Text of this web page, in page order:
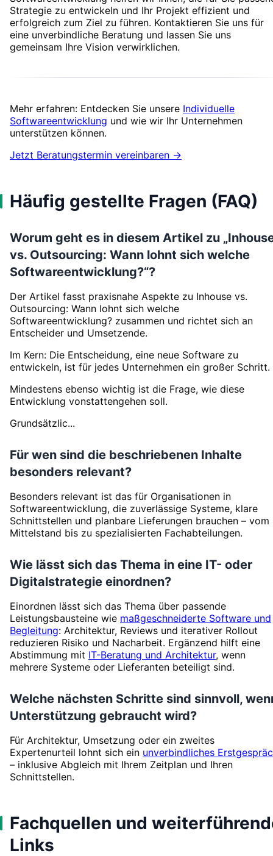
Strategie zu entwickeln und Ihr Projekt effizient und
erfolgreich zum Ziel zu führen. Kontaktieren Sie uns für
eine unverbindliche Beratung und lassen Sie uns
gemeinsam Ihre Vision verwirklichen.
Mehr erfahren: Entdecken Sie unsere Individuelle
Softwareentwicklung und wie wir Ihr Unternehmen
unterstützen können.
Jetzt Beratungstermin vereinbaren →
Häufig gestellte Fragen (FAQ)
Worum geht es in diesem Artikel zu
vs. Outsourcing: Wann lohnt sich welche
Softwareentwicklung?“?
Der Artikel fasst praxisnahe Aspekte zu Inhouse vs.
Outsourcing: Wann lohnt sich welche
Softwareentwicklung? zusammen und richtet sich an
Entscheider und Umsetzende.
Im Kern: Die Entscheidung, eine neue Software zu
entwickeln, ist für jedes Unternehmen ein großer Schritt.
Mindestens ebenso wichtig ist die Frage, wie diese
Entwicklung vonstattengehen soll.
Grundsätzlic...
Für wen sind die beschriebenen Inhalte
besonders relevant?
Besonders relevant ist das für Organisationen in
Softwareentwicklung, die zuverlässige Systeme, klare
Schnittstellen und planbare Lieferungen brauchen – vom
Mittelstand bis zu spezialisierten Fachabteilungen.
Wie lässt sich das Thema in eine IT- oder
Digitalstrategie einordnen?
Einordnen lässt sich das Thema über passende
Leistungsbausteine wie maßgeschneiderte Software und
Begleitung: Architektur, Reviews und iterativer Rollout
reduzieren Risiko und Nacharbeit. Ergänzend hilft eine
Abstimmung mit IT-Beratung und Architektur, wenn
mehrere Systeme oder Lieferanten beteiligt sind.
Welche nächsten Schritte sind sinnvoll,
Unterstützung gebraucht wird?
Für Architektur, Umsetzung oder ein zweites
Expertenurteil lohnt sich ein unverbindliches
– inklusive Abgleich mit Ihrem Zeitplan und Ihren
Schnittstellen.
Fachquellen und
Links